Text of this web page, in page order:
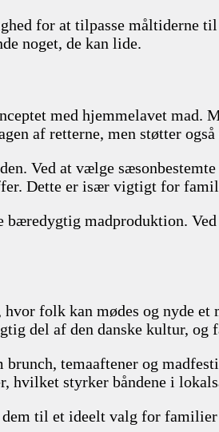
for at tilpasse
noget, de kan lide.
med hjemmelavet mad.
af retterne, men støtter
Ved at vælge
Dette er især vigtigt for
madproduktion.
folk kan mødes og nyde
del af den danske kultur,
brunch, temaaftener og
hvilket styrker båndene i
til et ideelt valg for